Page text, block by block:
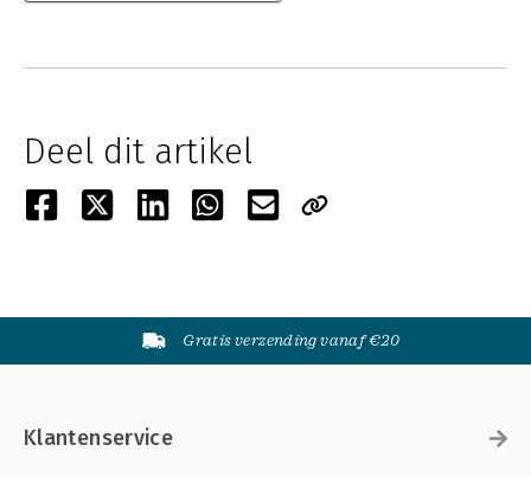
Deel dit artikel
Gratis verzending vanaf €20
Klantenservice